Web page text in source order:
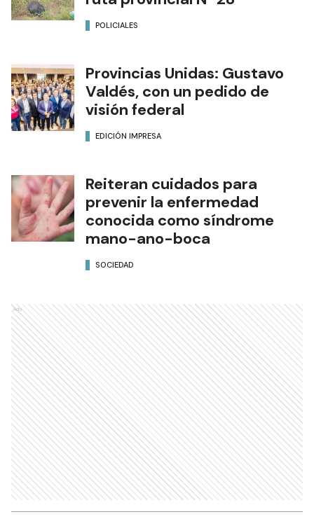
POLICIALES
Provincias Unidas: Gustavo
Valdés, con un pedido de
visión federal
EDICIÓN IMPRESA
Reiteran cuidados para
prevenir la enfermedad
conocida como síndrome
mano-ano-boca
SOCIEDAD
Ads